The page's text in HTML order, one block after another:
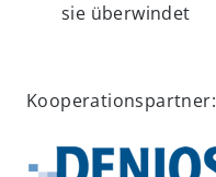
sie überwindet
Kooperationspartner: